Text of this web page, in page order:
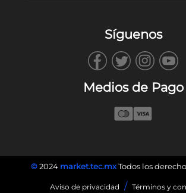
Reembolsos & Devoluciones
Vida en Campus
Síguenos
Medios de Pago
©2024 market.tec.mxTodos los
Aviso de privacidad / Términos y